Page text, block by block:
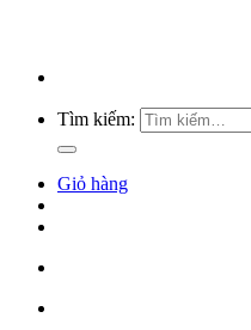
Tìm kiếm:
Giỏ hàng